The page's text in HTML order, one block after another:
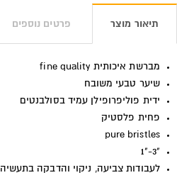
תיאור מוצר פרטים נוספים
מברשת איכותית
שיער טבעי משובח
ידית פוליפרופילן עמיד בסולבנטים
פחית פלסטיק
pure bristles
"3-"1
לעבודות צביעה, ניקוי והדבקה בתעשיה